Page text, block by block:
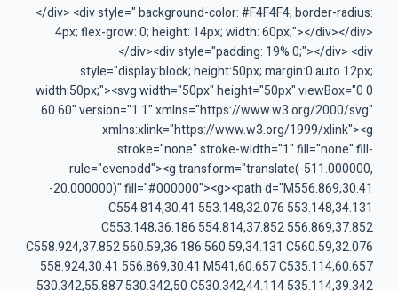
</div> <div style=" background-color: #F4F4F4; border-radius:
4px; flex-grow: 0; height: 14px; width: 60px;"></div></div>
</div><div style="padding: 19% 0;"></div> <div
style="display:block; height:50px; margin:0 auto 12px;
width:50px;"><svg width="50px" height="50px" viewBox="0 0
60 60" version="1.1" xmlns="https://www.w3.org/2000/svg"
xmlns:xlink="https://www.w3.org/1999/xlink"><g
stroke="none" stroke-width="1" fill="none" fill-
rule="evenodd"><g transform="translate(-511.000000,
-20.000000)" fill="#000000"><g><path d="M556.869,30.41
C554.814,30.41 553.148,32.076 553.148,34.131
C553.148,36.186 554.814,37.852 556.869,37.852
C558.924,37.852 560.59,36.186 560.59,34.131 C560.59,32.076
558.924,30.41 556.869,30.41 M541,60.657 C535.114,60.657
530.342,55.887 530.342,50 C530.342,44.114 535.114,39.342